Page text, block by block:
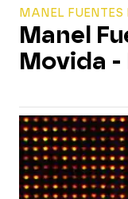
MANEL
Manel
Movida -